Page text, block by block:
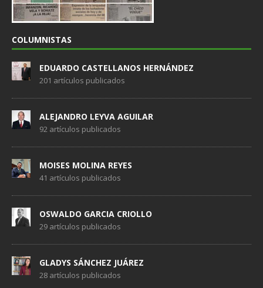
COLUMNISTAS
EDUARDO CASTELLANOS HERNÁNDEZ
201 artículos publicados
ALEJANDRO LEYVA AGUILAR
92 artículos publicados
MOISES MOLINA REYES
41 artículos publicados
OSWALDO GARCIA CRIOLLO
29 artículos publicados
GLADYS SÁNCHEZ JUÁREZ
28 artículos publicados